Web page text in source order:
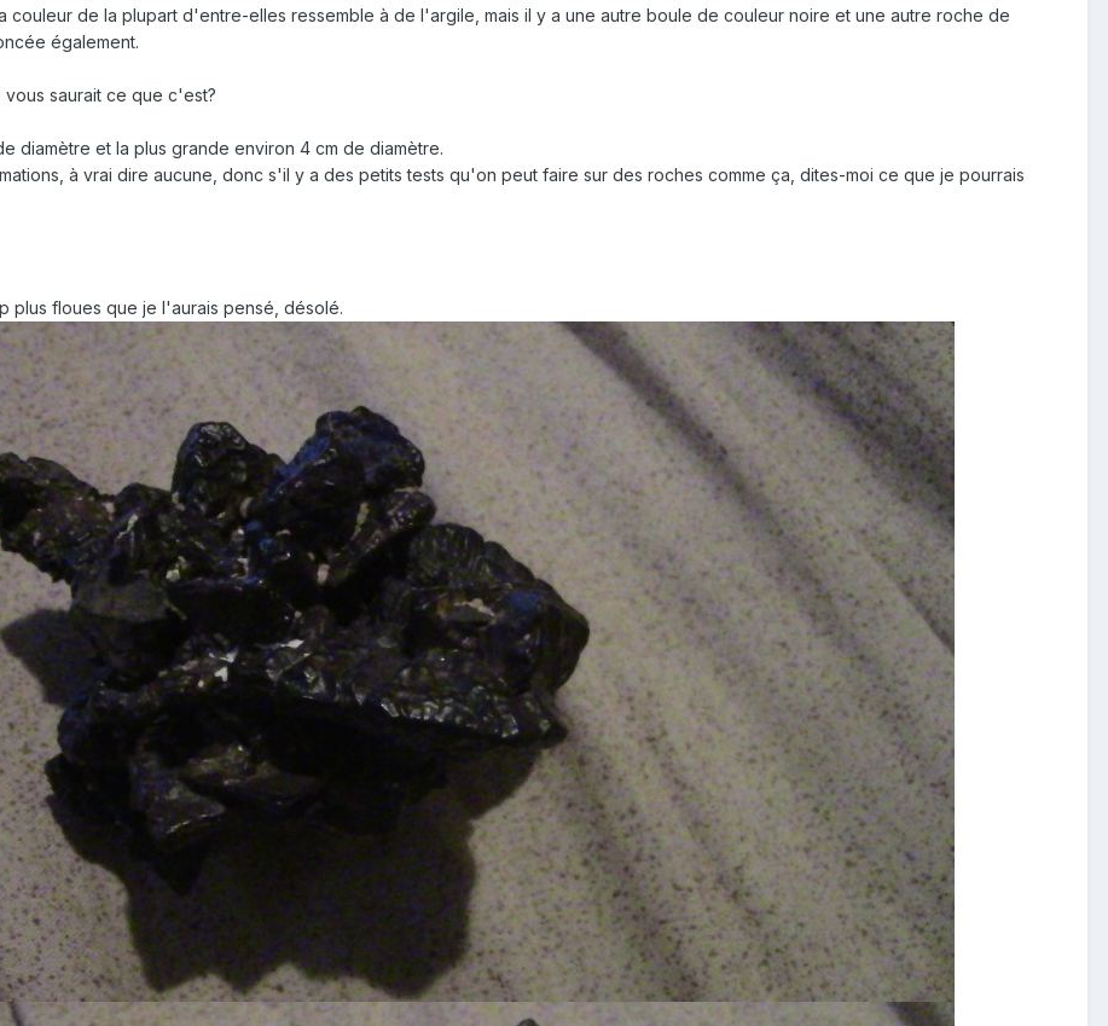
couleur de la plupart d'entre-elles ressemble à de l'argile, mais il y a une autre boule de couleur noire et une autre roche de
également.
saurait ce que c'est?
diamètre et la plus grande environ 4 cm de diamètre.
à vrai dire aucune, donc s'il y a des petits tests qu'on peut faire sur des roches comme ça, dites-moi ce que je pourrais
plus floues que je l'aurais pensé, désolé.